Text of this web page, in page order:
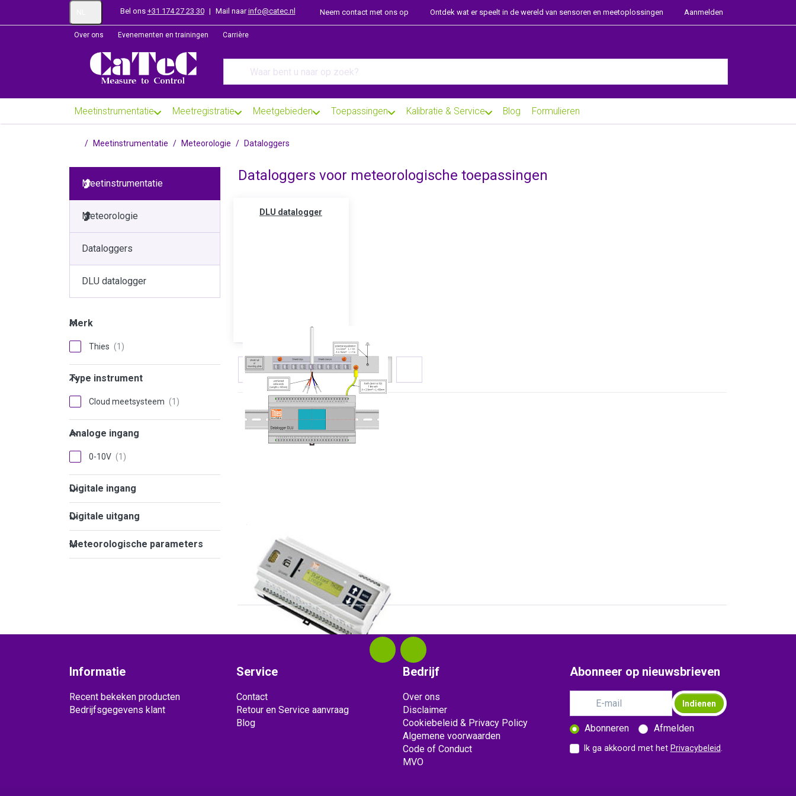
Bel ons +31 174 27 23 30 | Mail naarinfo@catec.nl Neem contact met ons op Ontdek wat er speelt in de wereld van sensoren en meetoplossingen Aanmelden
Over ons Evenementen en trainingen Carrière
Meetinstrumentatie Meetregistratie Meetgebieden Toepassingen Kalibratie & Service Blog Formulieren
Startpagina
Meetinstrumentatie Meteorologie Dataloggers
Meetinstrumentatie
Meteorologie
Dataloggers
DLU datalogger
Merk
Merk
Thies
Type instrument
Type instrument
Cloud meetsysteem
Analoge ingang
Analoge ingang
0-10V
Digitale ingang
Digitale ingang
Digitale uitgang
Digitale uitgang
Meteorologische parameters
Meteorologische parameters
Dataloggers voor meteorologische toepassingen
DLU datalogger
Sorteren opAanbevolen
9.1711.10.010
Datalogger DLU (webserver)
voor Meteo
Informatie
Recent bekeken producten
Bedrijfsgegevens klant
Service
Contact
Retour en Service aanvraag
Blog
Bedrijf
Over ons
Disclaimer
Cookiebeleid & Privacy Policy
Algemene voorwaarden
Code of Conduct
MVO
Abonneer op nieuwsbrieven
Indienen
Abonneren Afmelden
Ik ga akkoord met het Privacybeleid.